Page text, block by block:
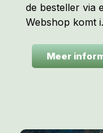
de besteller via
Webshop komt
Meer